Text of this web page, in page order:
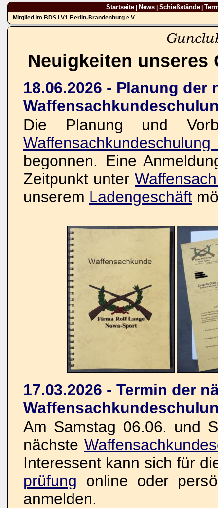
Startseite| News| Schießstände|
Mitglied im BDS LV1 Berlin-Brandenburg e.V.
Neuigkeiten unseres
18.06.2026 - Planung der
Die Planung und
begonnen. Eine
Zeitpunkt unter
unserem Ladengeschäft
17.03.2026 - Termin der
Am Samstag 06.06. und
nächste
Interessent kann sich für
prüfung online oder
anmelden.